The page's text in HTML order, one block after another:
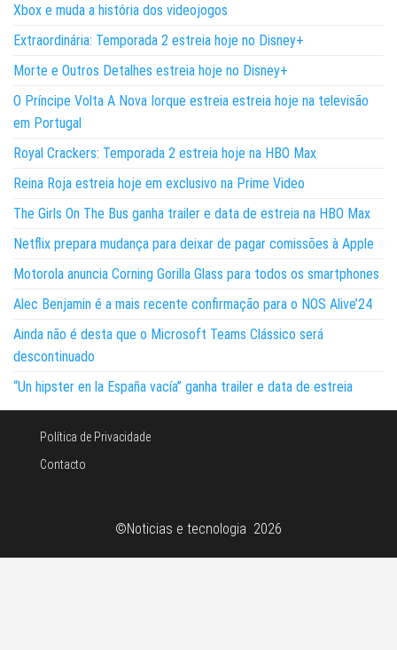
Xbox e muda a história dos videojogos
Extraordinária: Temporada 2 estreia hoje no Disney+
Morte e Outros Detalhes estreia hoje no Disney+
O Príncipe Volta A Nova Iorque estreia estreia hoje na televisão
em Portugal
Royal Crackers: Temporada 2 estreia hoje na HBO Max
Reina Roja estreia hoje em exclusivo na Prime Video
The Girls On The Bus ganha trailer e data de estreia na HBO Max
Netflix prepara mudança para deixar de pagar comissões à Apple
Motorola anuncia Corning Gorilla Glass para todos os smartphones
Alec Benjamin é a mais recente confirmação para o NOS Alive’24
Ainda não é desta que o Microsoft Teams Clássico será
descontinuado
“Un hipster en la España vacía” ganha trailer e data de estreia
Política de Privacidade
Contacto
©Noticias e tecnologia 2026